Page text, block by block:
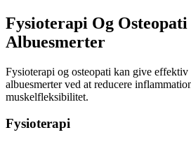
Fysioterapi Og
Albuesmerter
Fysioterapi og osteopati kan give
albuesmerter ved at reducere
muskelfleksibilitet.
Fysioterapi